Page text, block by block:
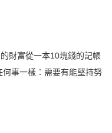
財富從一本10塊錢的記帳
事一樣：需要有能堅持努